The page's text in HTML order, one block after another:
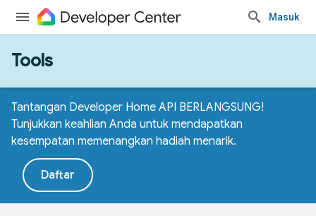
Masuk
Tools
Tantangan Developer Home API BERLANGSUNG!
Tunjukkan keahlian Anda untuk mendapatkan
kesempatan memenangkan hadiah menarik.
Daftar